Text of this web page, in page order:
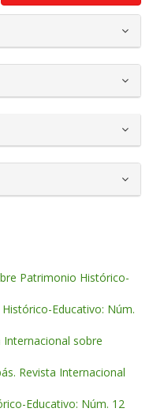
Patrimonio Histórico-
Educativo: Núm.
Internacional sobre
Revista Internacional
Educativo: Núm. 12